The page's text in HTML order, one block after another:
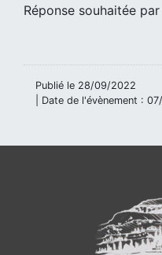
Réponse souhaitée par
Publié le 28/09/2022
| Date de l'évènement :